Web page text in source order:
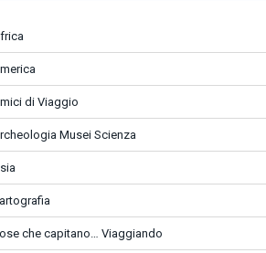
di Viaggio
Musei Scienza
che capitano… Viaggiando